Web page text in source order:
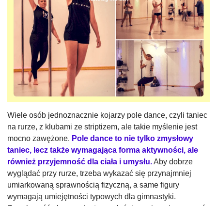
Wiele osób jednoznacznie kojarzy pole dance, czyli taniec
na rurze, z klubami ze striptizem, ale takie myślenie jest
mocno zawężone. Pole dance to nie tylko zmysłowy
taniec, lecz także wymagająca forma aktywności, ale
również przyjemność dla ciała i umysłu.Aby dobrze
wyglądać przy rurze, trzeba wykazać się przynajmniej
umiarkowaną sprawnością fizyczną, a same figury
wymagają umiejętności typowych dla gimnastyki.